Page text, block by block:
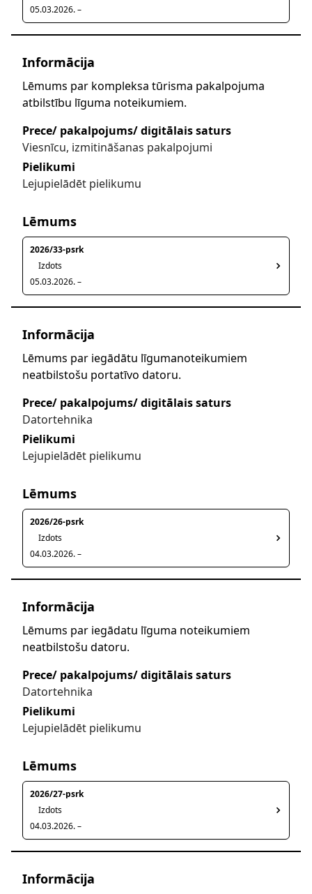
05.03.2026. –
Informācija
Lēmums par kompleksa tūrisma pakalpojuma
atbilstību līguma noteikumiem.
Prece/ pakalpojums/ digitālais saturs
Viesnīcu, izmitināšanas pakalpojumi
Pielikumi
Lejupielādēt pielikumu
Lēmums
2026/33-psrk
Izdots
05.03.2026. –
Informācija
Lēmums par iegādātu līgumanoteikumiem
neatbilstošu portatīvo datoru.
Prece/ pakalpojums/ digitālais saturs
Datortehnika
Pielikumi
Lejupielādēt pielikumu
Lēmums
2026/26-psrk
Izdots
04.03.2026. –
Informācija
Lēmums par iegādatu līguma noteikumiem
neatbilstošu datoru.
Prece/ pakalpojums/ digitālais saturs
Datortehnika
Pielikumi
Lejupielādēt pielikumu
Lēmums
2026/27-psrk
Izdots
04.03.2026. –
Informācija